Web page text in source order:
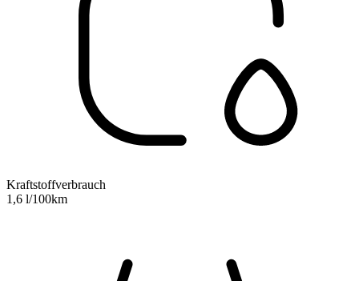
Kraftstoffverbrauch
1,6 l/100km